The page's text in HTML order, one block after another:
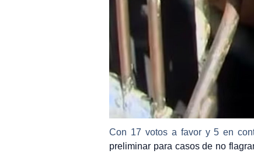
Con 17 votos a favor y 5 en
preliminar para casos de no